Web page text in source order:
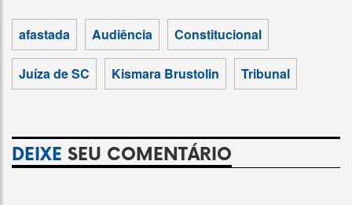
afastada Audiência Constitucional
Juíza de SC Kismara Brustolin Tribunal
DEIXE SEU COMENTÁRIO